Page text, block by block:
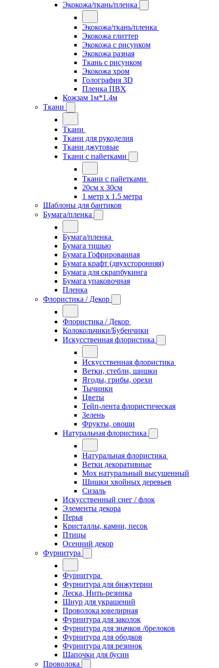
Экокожа/ткань/пленка
Экокожа/ткань/пленка
Экокожа глиттер
Экокожа с рисунком
Экокожа разная
Ткань с рисунком
Экокожа хром
Голография 3D
Пленка ПВХ
Кожзам 1м*1.4м
Ткани
Ткани
Ткани для рукоделия
Ткани джутовые
Ткани с пайетками
Ткани с пайетками
20см х 30см
1 метр х 1.5 метра
Шаблоны для бантиков
Бумага/пленка
Бумага/пленка
Бумага тишью
Бумага Гофрированная
Бумага крафт (двухсторонняя)
Бумага для скрапбукинга
Бумага упаковочная
Пленка
Флористика / Декор
Флористика / Декор
Колокольчики/Бубенчики
Искусственная флористика
Искусственная флористика
Ветки, стебли, шишки
Ягоды, грибы, орехи
Тычинки
Цветы
Тейп-лента флористическая
Зелень
Фрукты, овощи
Натуральная флористика
Натуральная флористика
Ветки декоративные
Мох натуральный высушенный
Шишки хвойных деревьев
Сизаль
Искусственный снег / флок
Элементы декора
Перья
Кристаллы, камни, песок
Птицы
Осенний декор
Фурнитура
Фурнитура
Фурнитура для бижутерии
Леска, Нить-резинка
Шнур для украшений
Проволока ювелирная
Фурнитура для заколок
Фурнитура для значков /брелоков
Фурнитура для ободков
Фурнитура для резинок
Шапочки для бусин
Проволока